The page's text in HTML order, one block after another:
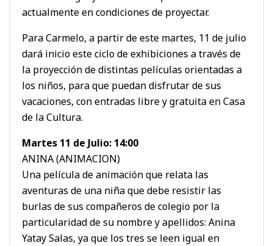
actualmente en condiciones de proyectar.
Para Carmelo, a partir de este martes, 11 de julio
dará inicio este ciclo de exhibiciones a través de
la proyección de distintas películas orientadas a
los niños, para que puedan disfrutar de sus
vacaciones, con entradas libre y gratuita en Casa
de la Cultura.
Martes 11 de Julio: 14:00
ANINA (ANIMACION)
Una película de animación que relata las
aventuras de una niña que debe resistir las
burlas de sus compañeros de colegio por la
particularidad de su nombre y apellidos: Anina
Yatay Salas, ya que los tres se leen igual en